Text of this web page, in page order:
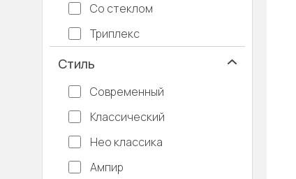
Со стеклом
Триплекс
Стиль
Современный
Классический
Нео классика
Ампир